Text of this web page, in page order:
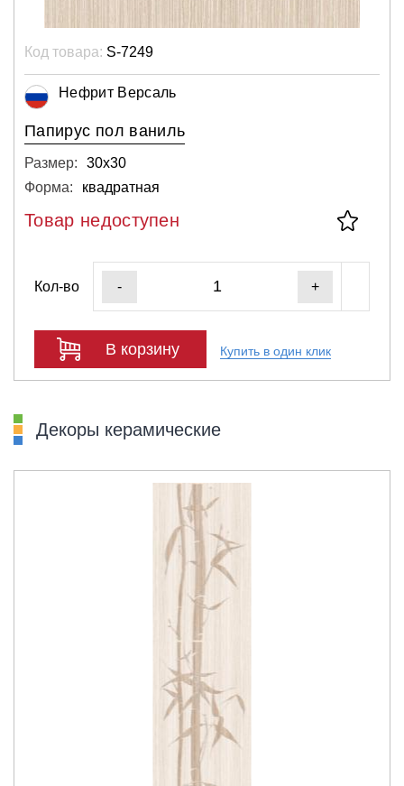
Код товара: S-7249
Нефрит Версаль
Папирус пол ваниль
Размер:
30х30
Форма:
квадратная
Товар недоступен
Кол-во - +
В корзину Купить в один клик
Декоры керамические